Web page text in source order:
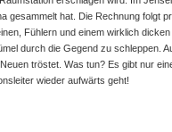
gesammelt hat. Die Rechnung folgt
Fühlern und einem wirklich
durch die Gegend zu schleppen.
tröstet. Was tun? Es gibt nur
wieder aufwärts geht!